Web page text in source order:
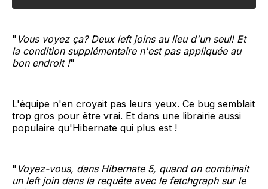
" Vous voyez ça? Deux left joins au lieu d'un seul! Et
la condition supplémentaire n'est pas appliquée au
bon endroit !"
L'équipe n'en croyait pas leurs yeux. Ce bug semblait
trop gros pour être vrai. Et dans une librairie aussi
populaire qu'Hibernate qui plus est !
" Voyez-vous, dans Hibernate 5, quand on combinait
un left join dans la requête avec le fetchgraph sur le